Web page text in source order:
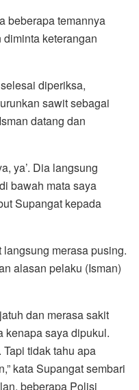
beberapa temannya
keterangan
diperiksa,
sawit sebagai
datang dan
ya’. Dia langsung
bawah mata saya
Supangat kepada
merasa pusing.
alasan pelaku (Isman)
dan merasa sakit
kenapa saya dipukul.
tidak tahu apa
kata Supangat sembari
beberapa Polisi